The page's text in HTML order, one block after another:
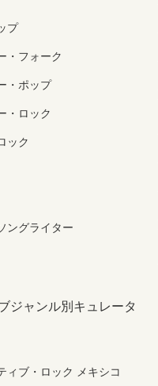
プ
・フォーク
・ポップ
・ロック
ック
ングライター
ジャンル別キュレータ
ィブ・ロック メキシコ